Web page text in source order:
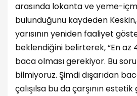
arasında lokanta ve yeme-
bulunduğunu kaydeden
yarısının yeniden faaliyet
beklendiğini belirterek, “En az
baca olması gerekiyor. Bu
bilmiyoruz. Şimdi dışarıdan
çalışılsa bu da çarşının